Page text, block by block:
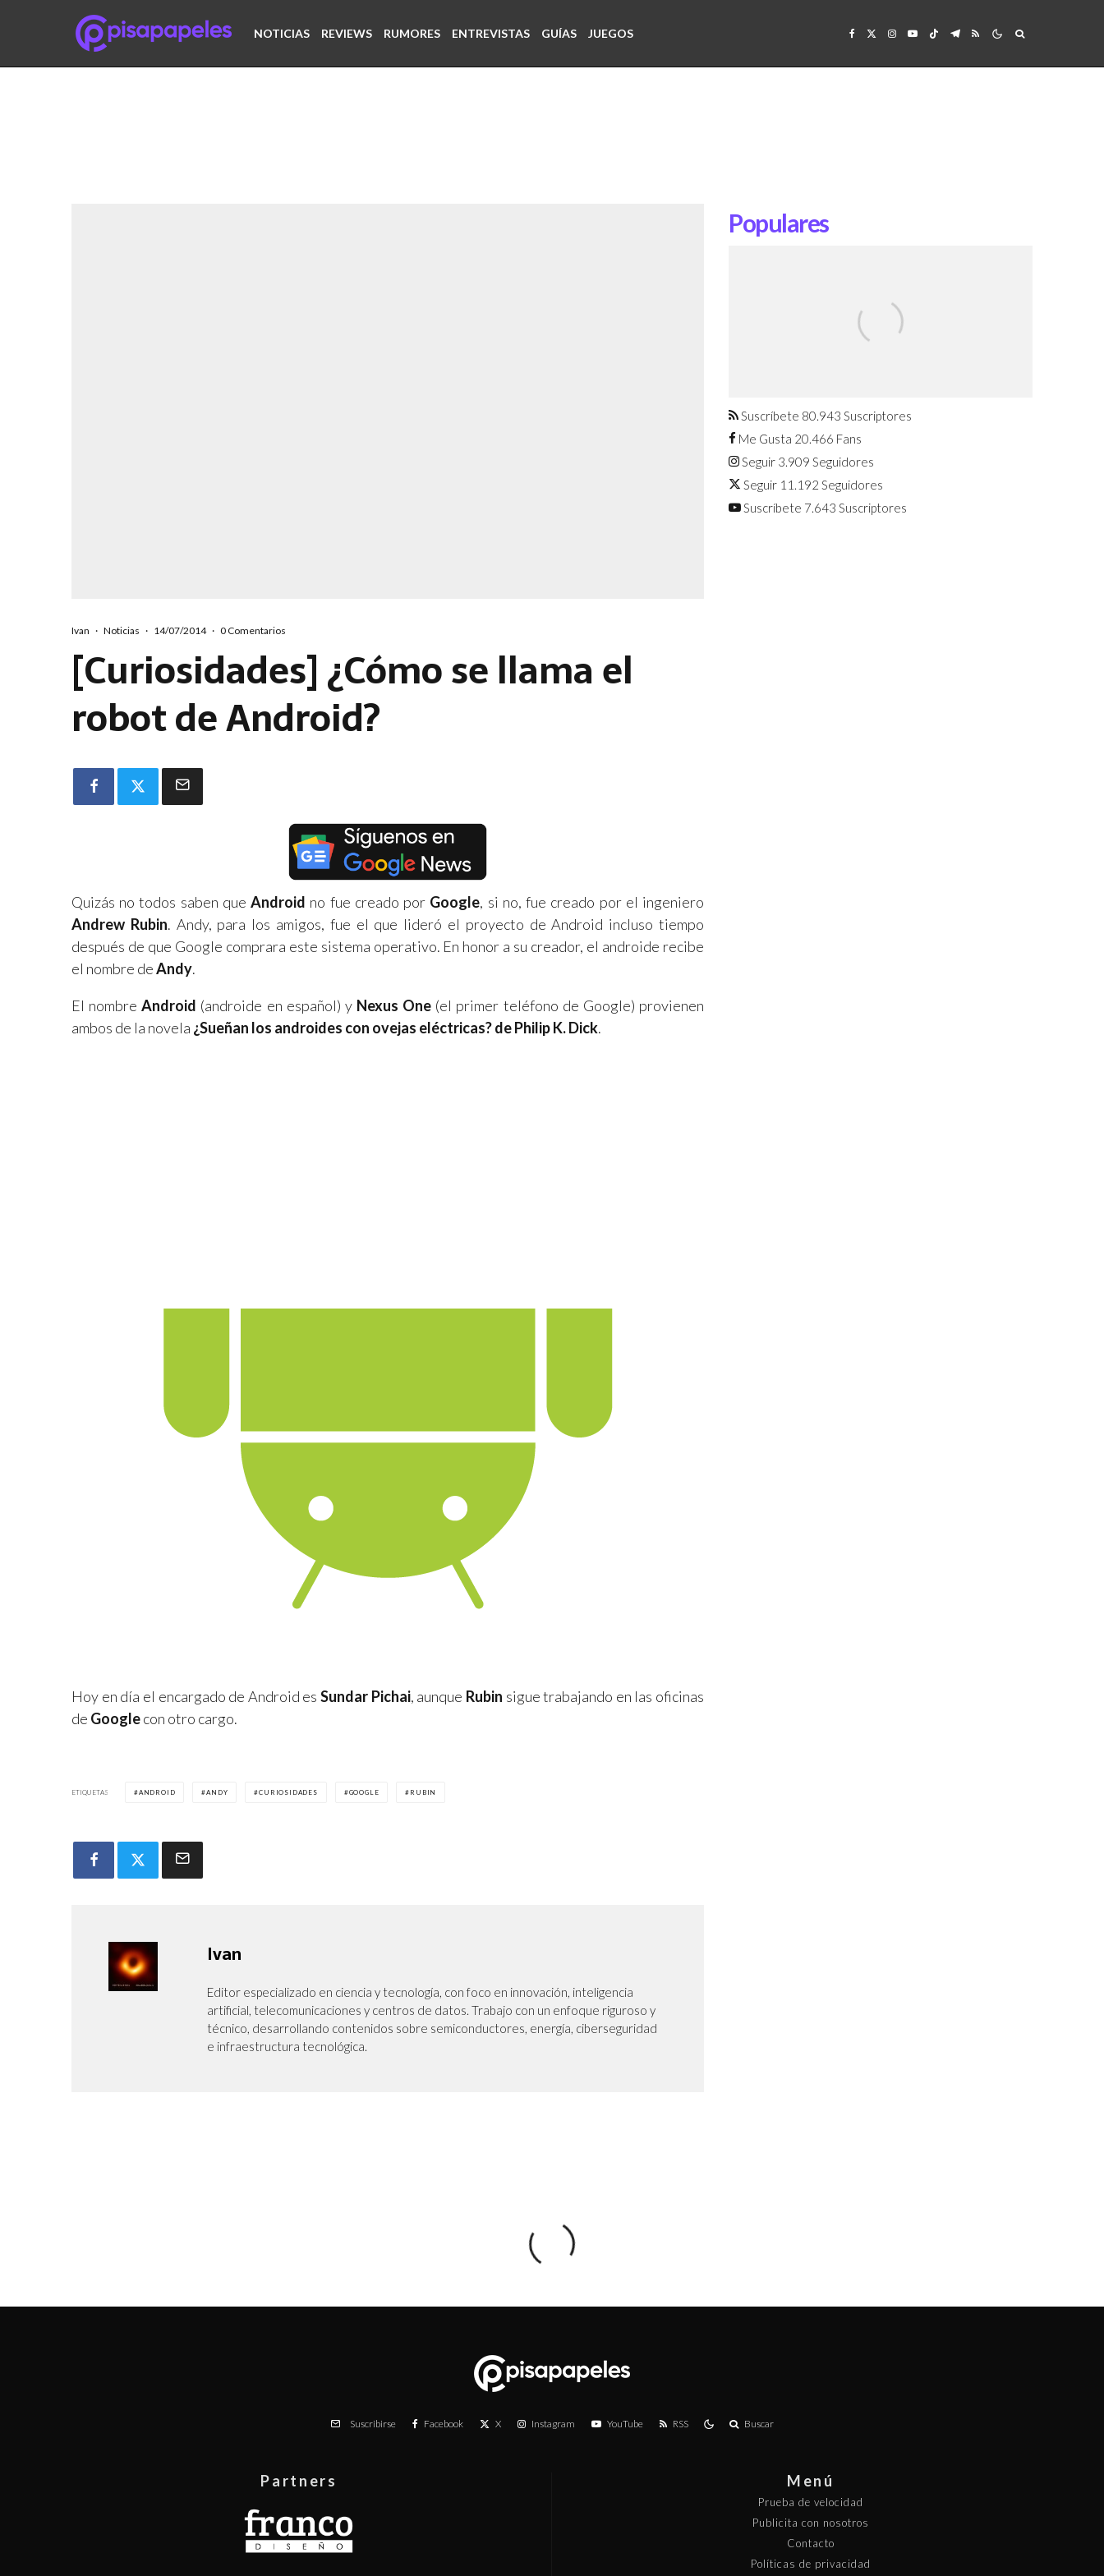
NOTICIAS REVIEWS RUMORES ENTREVISTAS GUÍAS JUEGOS
Ivan · Noticias · 14/07/2014 · 0 Comentarios
[Curiosidades] ¿Cómo se llama el
robot de Android?
Quizás no todos saben queAndroid no fue creado por Google, si no, fue creado por el ingeniero
Andrew Rubin. Andy, para los amigos, fue el que lideró el proyecto de Android incluso tiempo
después de que Google comprara este sistema operativo. En honor a su creador, el androide recibe
el nombre deAndy.
El nombre Android (androide en español) y Nexus One (el primer teléfono de Google) provienen
ambos de la novela ¿Sueñan los androides con ovejas eléctricas? de Philip K. Dick.
Hoy en día el encargado de Android es Sundar Pichai, aunque Rubin sigue trabajando en las oficinas
de Googlecon otro cargo.
ETIQUETAS ANDROID ANDY CURIOSIDADES GOOGLE RUBIN
Ivan
Editor especializado en ciencia y tecnología, con foco en innovación, inteligencia
artificial, telecomunicaciones y centros de datos. Trabajo con un enfoque riguroso y
técnico, desarrollando contenidos sobre semiconductores, energía, ciberseguridad
e infraestructura tecnológica.
Populares
agosto
Suscríbete 80.943 Suscriptores
Me Gusta 20.466 Fans
Seguir 3.909 Seguidores
Seguir 11.192 Seguidores
Suscríbete 7.643 Suscriptores
Suscribirse Facebook X Instagram YouTube RSS Buscar
Partners Menú
Prueba de velocidad
Publicita con nosotros
Contacto
Políticas de privacidad